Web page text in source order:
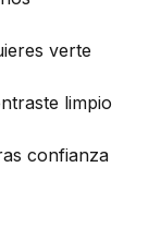
verte
limpio
confianza